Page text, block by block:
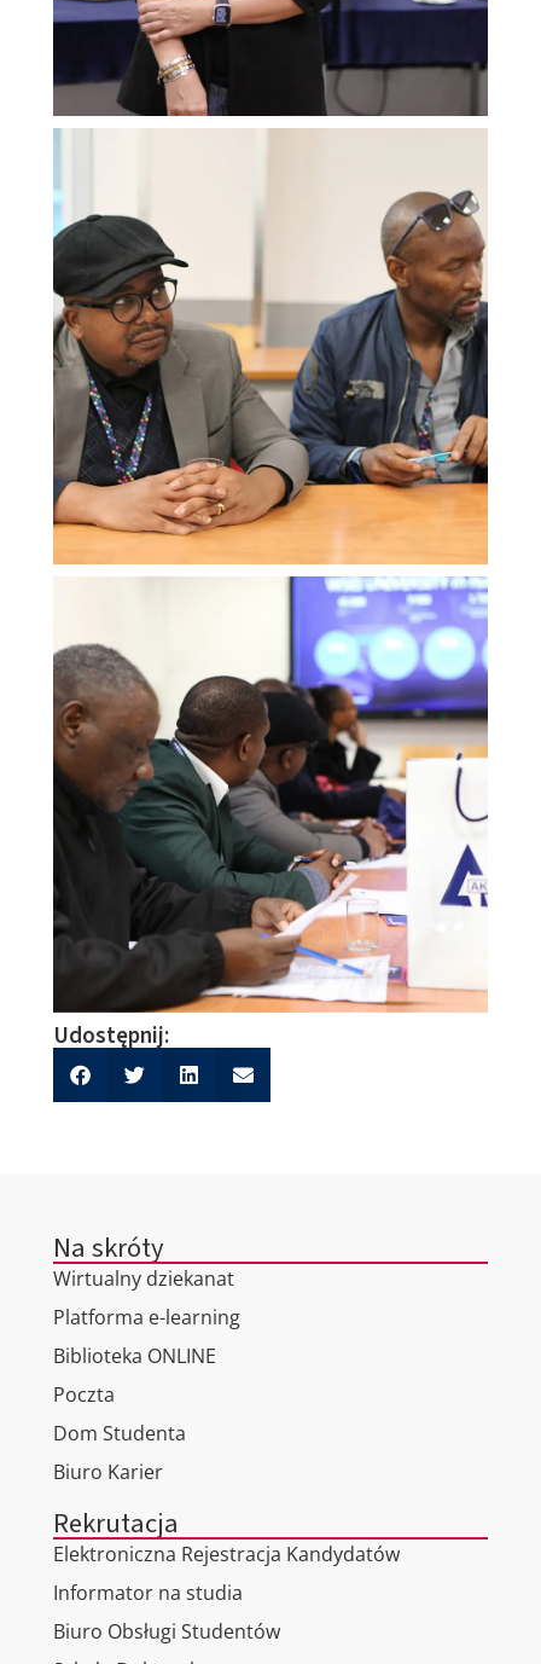
Udostępnij:
Na skróty
Wirtualny dziekanat
Platforma e-learning
Biblioteka ONLINE
Poczta
Dom Studenta
Biuro Karier
Rekrutacja
Elektroniczna Rejestracja Kandydatów
Informator na studia
Biuro Obsługi Studentów